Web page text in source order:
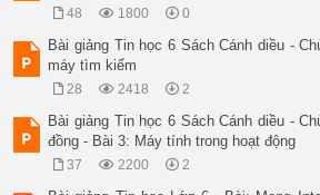
48 1800 0
Bài giảng Tin học 6 Sách Cánh diều -
máy tìm kiếm
28 2418 2
Bài giảng Tin học 6 Sách Cánh diều -
đồng - Bài 3: Máy tính trong hoạt động
37 2200 2